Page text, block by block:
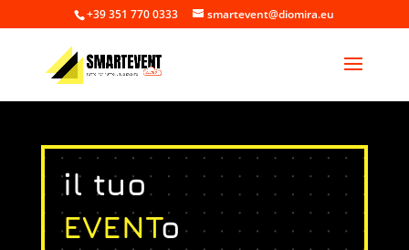
+39 351 770 0333 smartevent@diomira.eu
il tuo
EVENTo